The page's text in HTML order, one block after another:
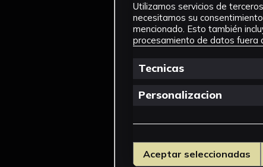
Utilizamos servicios de
necesitamos su
mencionado. Esto también
procesamiento de datos fuera
Tecnicas
Personalizacion
Aceptar seleccionadas